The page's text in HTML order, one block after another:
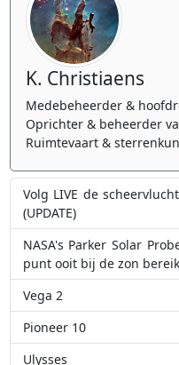
K. Christiaens
Medebeheerder &
Oprichter & beheerder
Ruimtevaart &
Volg LIVE de
(UPDATE)
NASA's Parker Solar
punt ooit bij de zon
Vega 2
Pioneer 10
Ulysses